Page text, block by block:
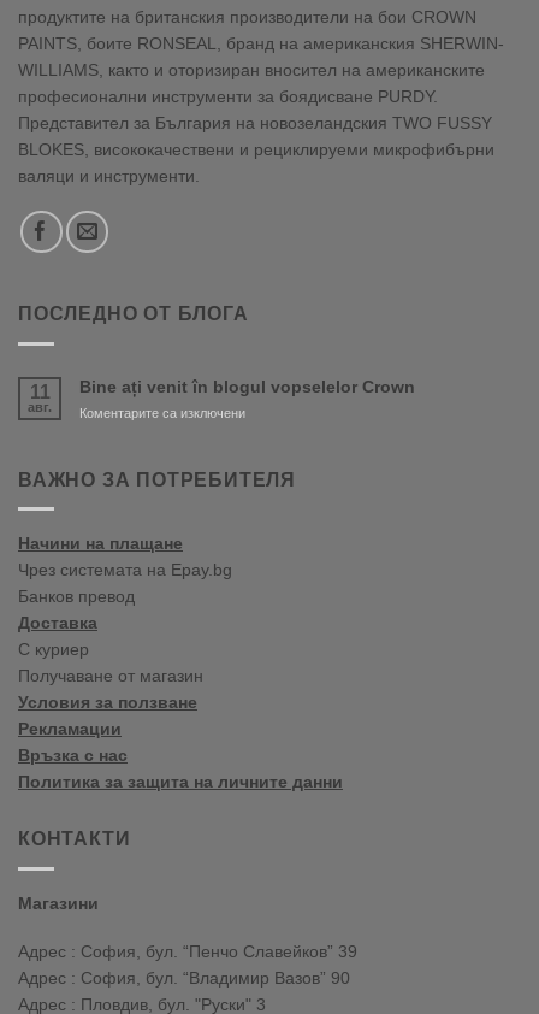
продуктите на британския производители на бои CROWN
PAINTS, боите RONSEAL, бранд на американския SHERWIN-
WILLIAMS, както и оторизиран вносител на американските
професионални инструменти за боядисване PURDY.
Представител за България на новозеландския TWO FUSSY
BLOKES, висококачествени и рециклируеми микрофибърни
валяци и инструменти.
ПОСЛЕДНО ОТ БЛОГА
11
авг.
Bine ați venit în blogul vopselelor Crown
Коментарите са изключениза
venit
ВАЖНО ЗА ПОТРЕБИТЕЛЯ
Начини на плащане
Чрез системата на Epay.bg
Банков превод
Доставка
С куриер
Получаване от магазин
Условия за ползване
Рекламации
Връзка с нас
Политика за защита на личните данни
КОНТАКТИ
Магазини
Адрес : София, бул. “Пенчо Славейков” 39
Адрес : София, бул. “Владимир Вазов” 90
Адрес : Пловдив, бул. "Руски" 3